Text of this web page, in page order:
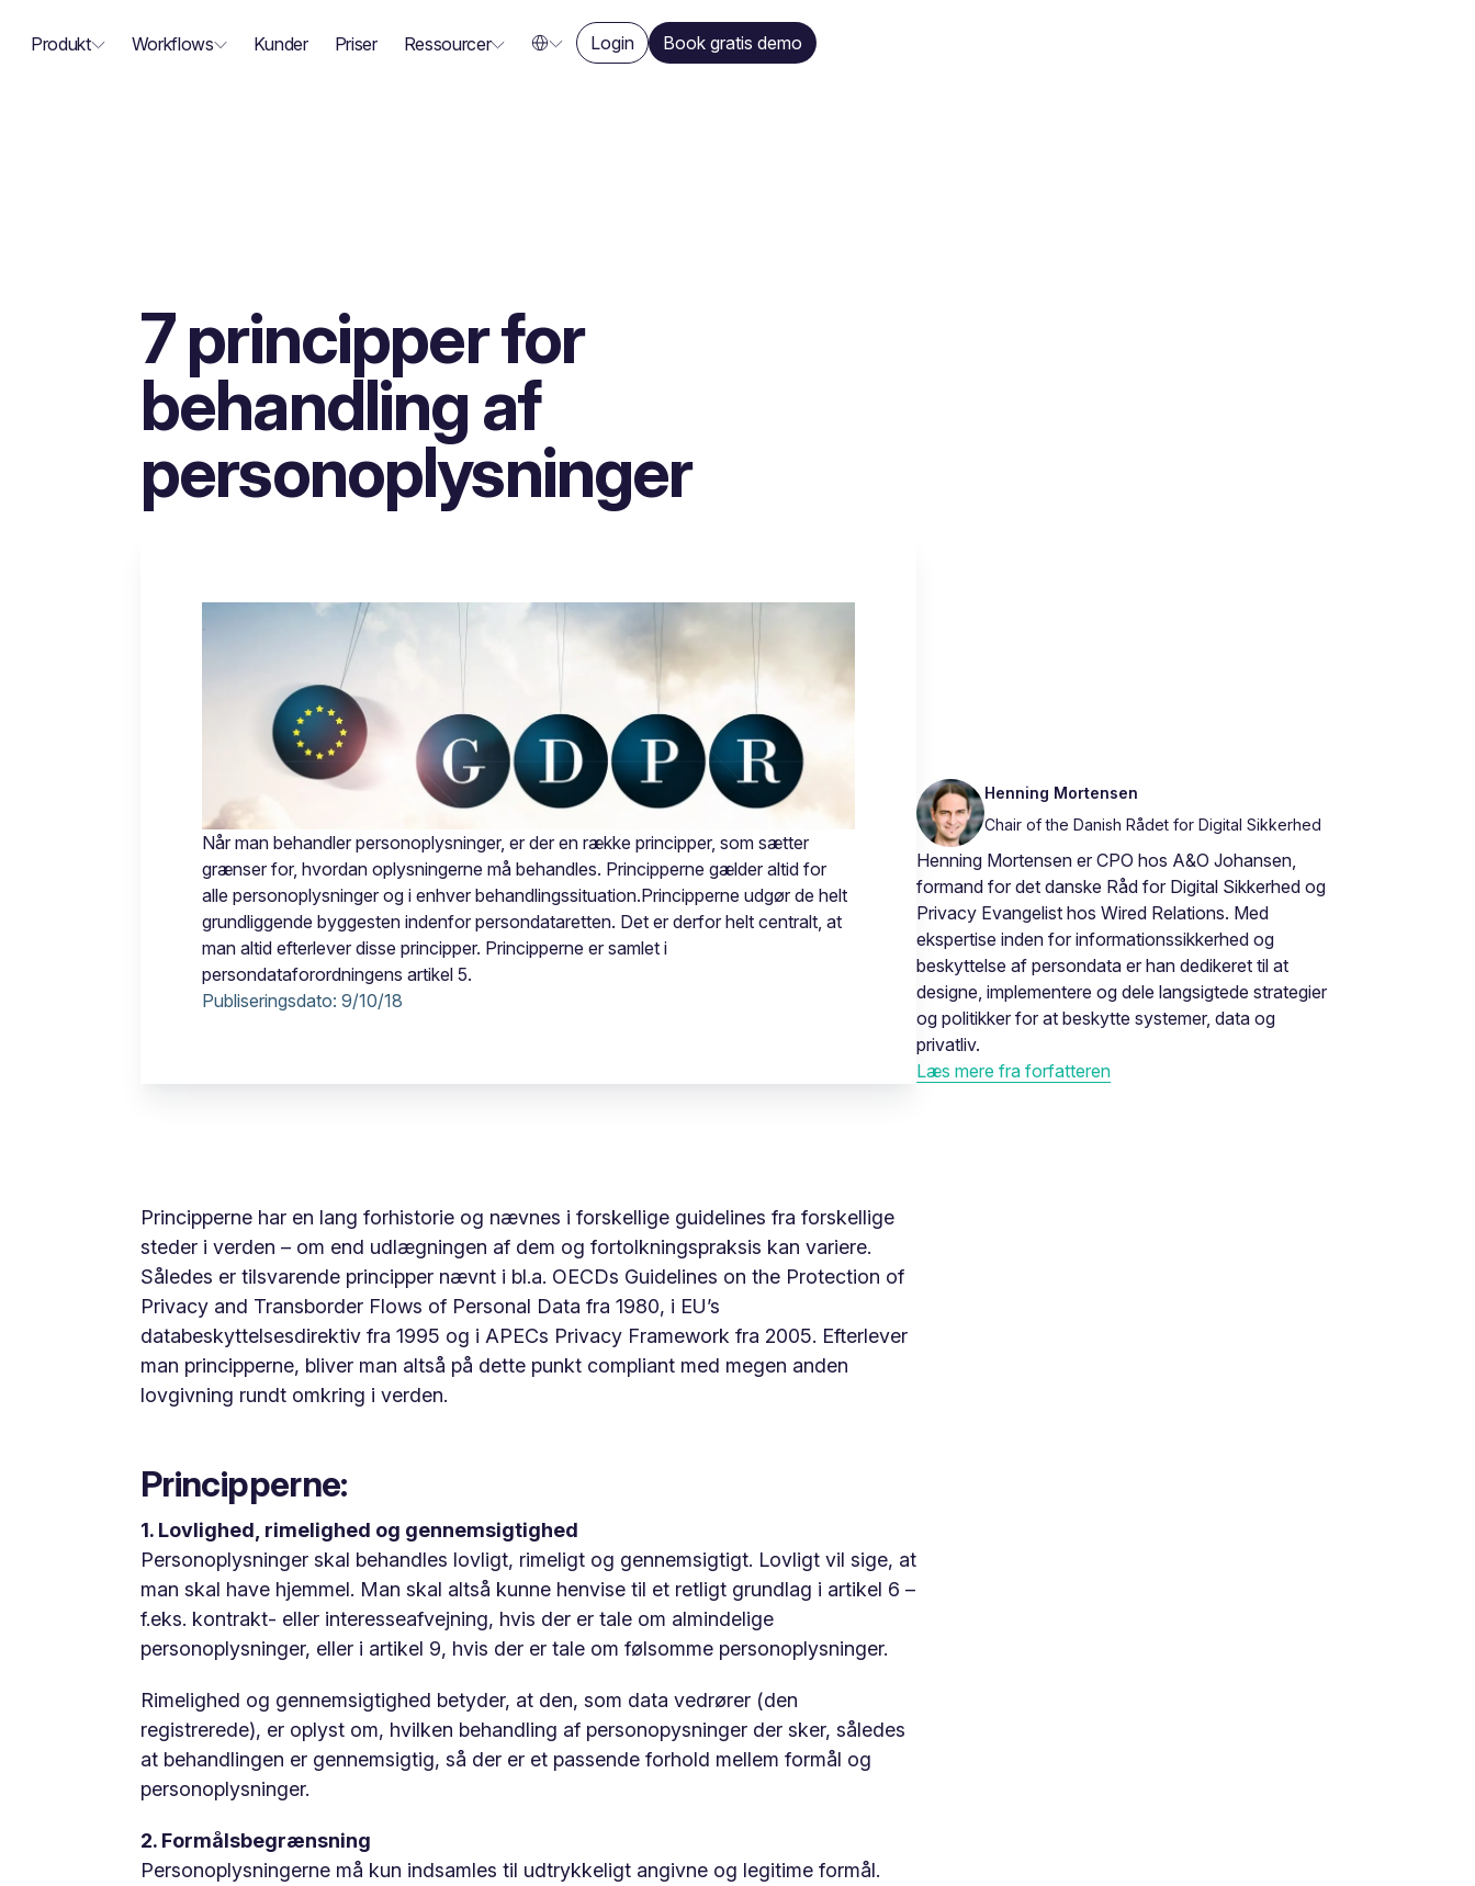
Produkt Workflows Kunder Priser Ressourcer Login Book gratis demo
7 principper for
behandling af
personoplysninger
Når man behandler personoplysninger, er der en række principper, som sætter
grænser for, hvordan oplysningerne må behandles. Principperne gælder altid for
alle personoplysninger og i enhver behandlingssituation.Principperne udgør de helt
grundliggende byggesten indenfor persondataretten. Det er derfor helt centralt, at
man altid efterlever disse principper. Principperne er samlet i
persondataforordningens artikel 5.
Publiseringsdato: 9/10/18
Henning Mortensen
Chair of the Danish Rådet for Digital Sikkerhed
Henning Mortensen er CPO hos A&O Johansen,
formand for det danske Råd for Digital Sikkerhed og
Privacy Evangelist hos Wired Relations. Med
ekspertise inden for informationssikkerhed og
beskyttelse af persondata er han dedikeret til at
designe, implementere og dele langsigtede strategier
og politikker for at beskytte systemer, data og
privatliv.
Læs mere fra forfatteren
Principperne har en lang forhistorie og nævnes i forskellige guidelines fra forskellige
steder i verden – om end udlægningen af dem og fortolkningspraksis kan variere.
Således er tilsvarende principper nævnt i bl.a. OECDs Guidelines on the Protection of
Privacy and Transborder Flows of Personal Data fra 1980, i EU’s
databeskyttelsesdirektiv fra 1995 og i APECs Privacy Framework fra 2005. Efterlever
man principperne, bliver man altså på dette punkt compliant med megen anden
lovgivning rundt omkring i verden.
Principperne:
1. Lovlighed, rimelighed og gennemsigtighed
Personoplysninger skal behandles lovligt, rimeligt og gennemsigtigt. Lovligt vil sige, at
man skal have hjemmel. Man skal altså kunne henvise til et retligt grundlag i artikel 6 –
f.eks. kontrakt- eller interesseafvejning, hvis der er tale om almindelige
personoplysninger, eller i artikel 9, hvis der er tale om følsomme personoplysninger.
Rimelighed og gennemsigtighed betyder, at den, som data vedrører (den
registrerede), er oplyst om, hvilken behandling af personopysninger der sker, således
at behandlingen er gennemsigtig, så der er et passende forhold mellem formål og
personoplysninger.
2. Formålsbegrænsning
Personoplysningerne må kun indsamles til udtrykkeligt angivne og legitime formål.